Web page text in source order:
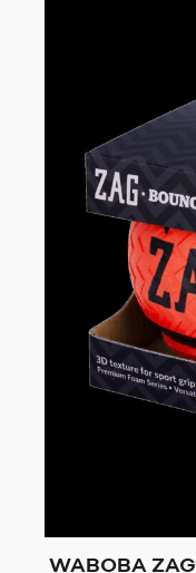
WABOBA ZAG